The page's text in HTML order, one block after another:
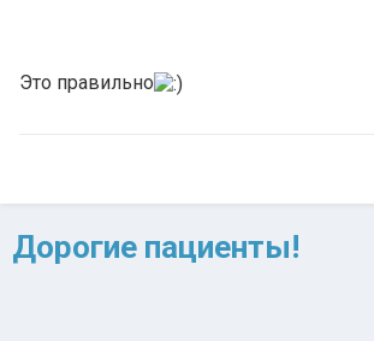
Это правильно
Дорогие пациенты!